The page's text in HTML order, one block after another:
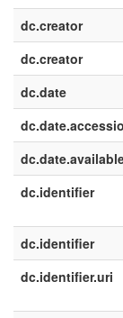
dc.creator
dc.creator
dc.date
dc.identifier
dc.identifier
dc.identifier.uri